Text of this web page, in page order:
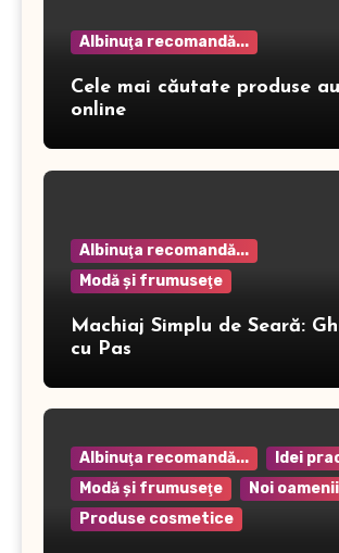
Albinuţa recomandă...
Cele mai căutate produse
online
Albinuţa recomandă...
Modă şi frumuseţe
Machiaj Simplu de Seară:
cu Pas
Albinuţa recomandă...
Idei
Modă şi frumuseţe
Noi
Produse cosmetice